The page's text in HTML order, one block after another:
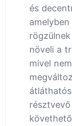
és
növeli a
mivel